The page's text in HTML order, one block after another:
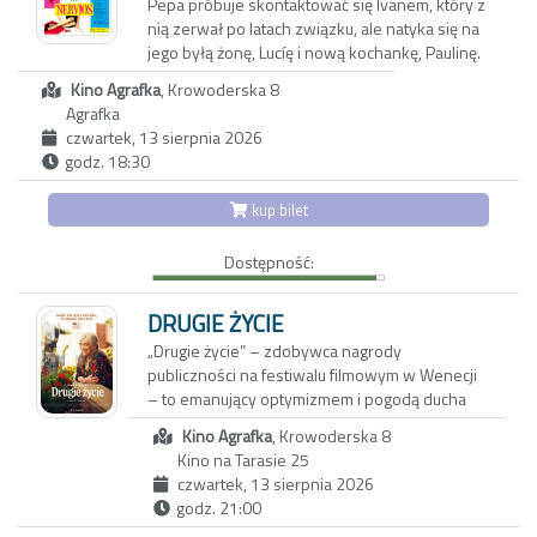
nią zerwał po latach związku, ale natyka się na
jego byłą żonę, Lucíę i nową kochankę, Paulinę.
Zdeterminowana, by zostawić przeszłość za
sobą, chce wynająć apartament w centrum
Zrządzeniem losu, to syn Ivana – Carlos i jego
narzeczona, Marisa chcą w nim zamieszkać.
Sytuację komplikują okoliczności, w które
wplątała się przyjaciółka Pepy, Candela. Dom
pragnienie kusząco orzeźwiającym gazpacho,
przygotowanym przez Pepę.
Kino Agrafka, Krowoderska 8
Agrafka
czwartek, 13 sierpnia 2026
godz. 18:30
kup bilet
Dostępność:
DRUGIE ŻYCIE
„Drugie życie” – zdobywca nagrody
publiczności na festiwalu filmowym w Wenecji
– to emanujący optymizmem i pogodą ducha
portret dojrzałej kobiety, w którą wciela się
Carmen Maura („Kobiety na skraju załamania
nerwowego”, „Volver”).
María Ángeles od czterdziestu lat mieszka w
Kino Agrafka, Krowoderska 8
Kino na Tarasie 25
czwartek, 13 sierpnia 2026
godz. 21:00